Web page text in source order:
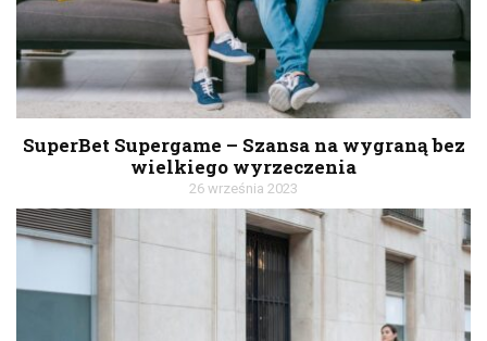
SuperBet Supergame – Szansa na wygraną bez
wielkiego wyrzeczenia
26 września 2023